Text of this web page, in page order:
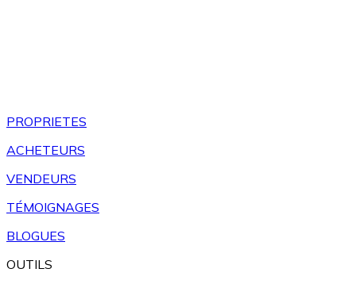
PROPRIETES
ACHETEURS
VENDEURS
TÉMOIGNAGES
BLOGUES
OUTILS